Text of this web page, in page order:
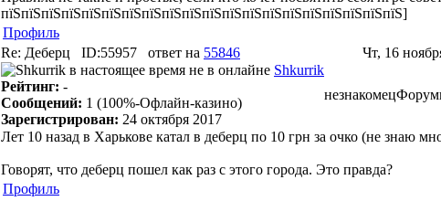
пїЅпїЅпїЅпїЅпїЅпїЅпїЅпїЅпїЅпїЅпїЅпїЅпїЅпїЅпїЅпїЅпїЅпїЅпїЅпїЅ]
Профиль
Re: Деберц
ID:55957 ответ на 55846 Чт, 16
Shkurrik
Рейтинг: -
Сообщений: 1 (100%-Офлайн-казино)
Зарегистрирован: 24 октября 2017
незнакомец
Лет 10 назад в Харькове катал в деберц по 10 грн за очко (не знаю
Говорят, что деберц пошел как раз с этого города. Это правда?
Профиль